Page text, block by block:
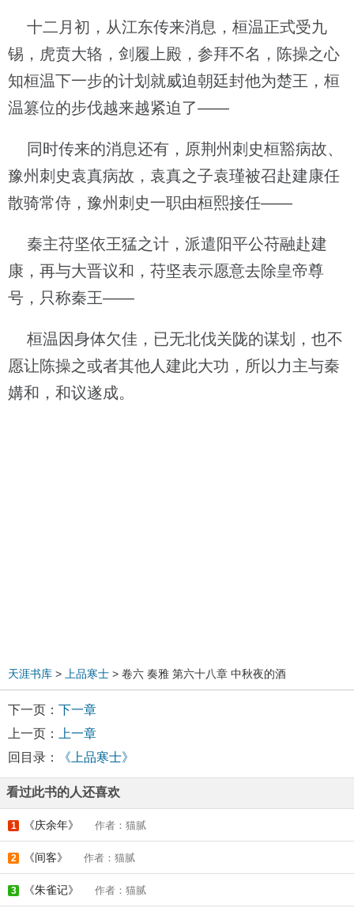
十二月初，从江东传来消息，桓温正式受九
锡，虎贲大辂，剑履上殿，参拜不名，陈操之心
知桓温下一步的计划就威迫朝廷封他为楚王，桓
温篡位的步伐越来越紧迫了——
同时传来的消息还有，原荆州刺史桓豁病故、
豫州刺史袁真病故，袁真之子袁瑾被召赴建康任
散骑常侍，豫州刺史一职由桓熙接任——
秦主苻坚依王猛之计，派遣阳平公苻融赴建
康，再与大晋议和，苻坚表示愿意去除皇帝尊
号，只称秦王——
桓温因身体欠佳，已无北伐关陇的谋划，也不
愿让陈操之或者其他人建此大功，所以力主与秦
媾和，和议遂成。
天涯书库 > 上品寒士 > 卷六 奏雅 第六十八章 中秋夜的酒
下一页： 下一章
上一页：
上一章
回目录：
《上品寒士》
看过此书的人还喜欢
1 《庆余年》 作者：猫腻
2 《间客》 作者：猫腻
3 《朱雀记》 作者：猫腻